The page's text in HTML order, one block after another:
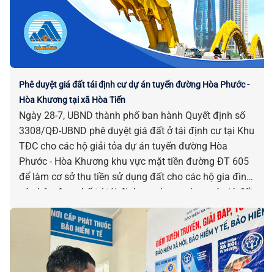
Phê duyệt giá đất tái định cư dự án tuyến đường Hòa Phước -
Hòa Khương tại xã Hòa Tiến
Ngày 28-7, UBND thành phố ban hành Quyết định số
3308/QĐ-UBND phê duyệt giá đất ở tái định cư tại Khu
TĐC cho các hộ giải tỏa dự án tuyến đường Hòa
Phước - Hòa Khương khu vực mặt tiền đường ĐT 605
để làm cơ sở thu tiền sử dụng đất cho các hộ gia đình,
cá nhân được bố trí tái định cư nhưng chưa có giá đất
trước ngày 01-8-2024 trên địa bàn xã Hòa Tiến.